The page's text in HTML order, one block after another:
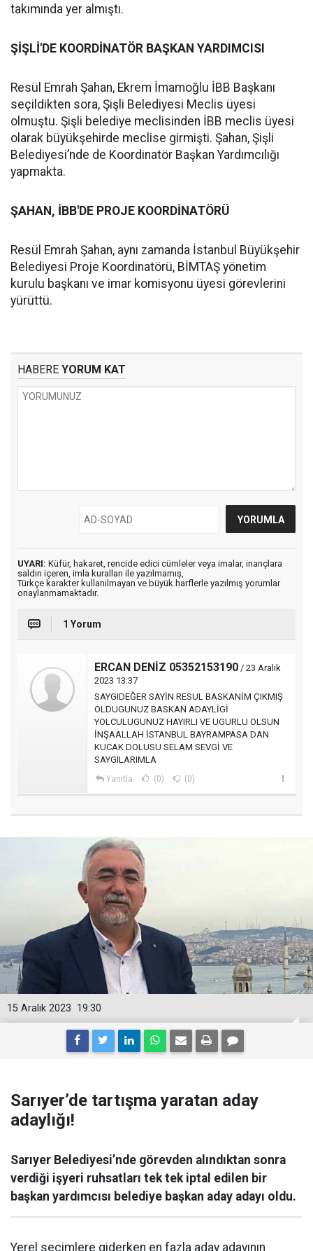
takımında yer almıştı.
ŞİŞLİ'DE KOORDİNATÖR BAŞKAN YARDIMCISI
Resül Emrah Şahan, Ekrem İmamoğlu İBB Başkanı
seçildikten sora, Şişli Belediyesi Meclis üyesi
olmuştu. Şişli belediye meclisinden İBB meclis üyesi
olarak büyükşehirde meclise girmişti. Şahan, Şişli
Belediyesi’nde de Koordinatör Başkan Yardımcılığı
yapmakta.
ŞAHAN, İBB'DE PROJE KOORDİNATÖRÜ
Resül Emrah Şahan, aynı zamanda İstanbul Büyükşehir
Belediyesi Proje Koordinatörü, BİMTAŞ yönetim
kurulu başkanı ve imar komisyonu üyesi görevlerini
yürüttü.
HABERE YORUM KAT
UYARI: Küfür, hakaret, rencide edici cümleler veya imalar, inançlara
saldırı içeren, imla kuralları ile yazılmamış,
Türkçe karakter kullanılmayan ve büyük harflerle yazılmış yorumlar
onaylanmamaktadır.
1 Yorum
ERCAN DENİZ 05352153190 / 23 Aralık
2023 13:37
SAYGIDEĞER SAYİN RESUL BASKANİM ÇIKMIŞ
OLDUGUNUZ BASKAN ADAYLİGİ
YOLCULUGUNUZ HAYIRLI VE UGURLU OLSUN
İNŞAALLAH İSTANBUL BAYRAMPASA DAN
KUCAK DOLUSU SELAM SEVGİ VE
SAYGILARIMLA
Yanıtla (0) (0)
19:30
15 Aralık 2023
Sarıyer’de tartışma yaratan aday
adaylığı!
Sarıyer Belediyesi’nde görevden alındıktan sonra
verdiği işyeri ruhsatları tek tek iptal edilen bir
başkan yardımcısı belediye başkan aday adayı oldu.
Yerel seçimlere giderken en fazla aday adayının